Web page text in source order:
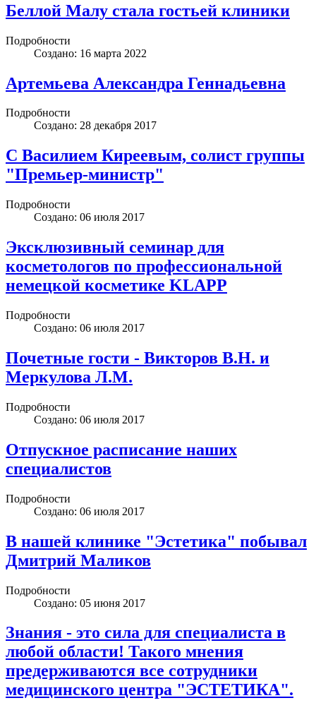
Беллой Малу стала гостьей клиники
Подробности
Создано: 16 марта 2022
Артемьева Александра Геннадьевна
Подробности
Создано: 28 декабря 2017
С Василием Киреевым, солист группы
"Премьер-министр"
Подробности
Создано: 06 июля 2017
Эксклюзивный семинар для
косметологов по профессиональной
немецкой косметике KLAPP
Подробности
Создано: 06 июля 2017
Почетные гости - Викторов В.Н. и
Меркулова Л.М.
Подробности
Создано: 06 июля 2017
Отпускное расписание наших
специалистов
Подробности
Создано: 06 июля 2017
В нашей клинике "Эстетика" побывал
Дмитрий Маликов
Подробности
Создано: 05 июня 2017
Знания - это сила для специалиста в
любой области! Такого мнения
предерживаются все сотрудники
медицинского центра "ЭСТЕТИКА".